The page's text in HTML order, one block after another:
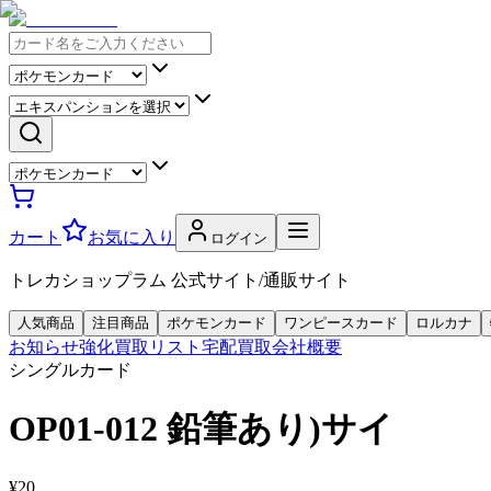
カート お気に入り ログイン
トレカショップラム 公式サイト/通販サイト
人気商品 注目商品 ポケモンカード ワンピースカード ロルカナ
お知らせ強化買取リスト 宅配買取会社概要
シングルカード
OP01-012 鉛筆あり)サイ
¥20